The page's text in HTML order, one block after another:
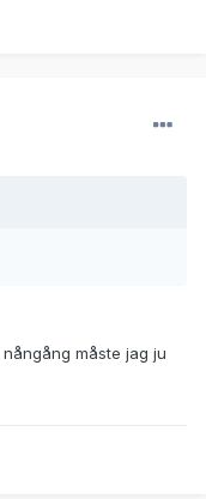
måste jag ju